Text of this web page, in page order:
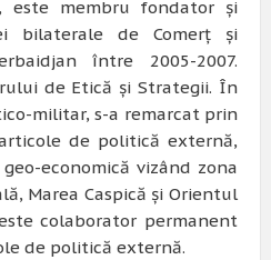
este membru fondator şi
bilaterale de Comerţ şi
între 2005-2007.
de Etică şi Strategii. În
militar, s-a remarcat prin
de politică externă,
economică vizând zona
Marea Caspică şi Orientul
colaborator permanent
de politică externă.